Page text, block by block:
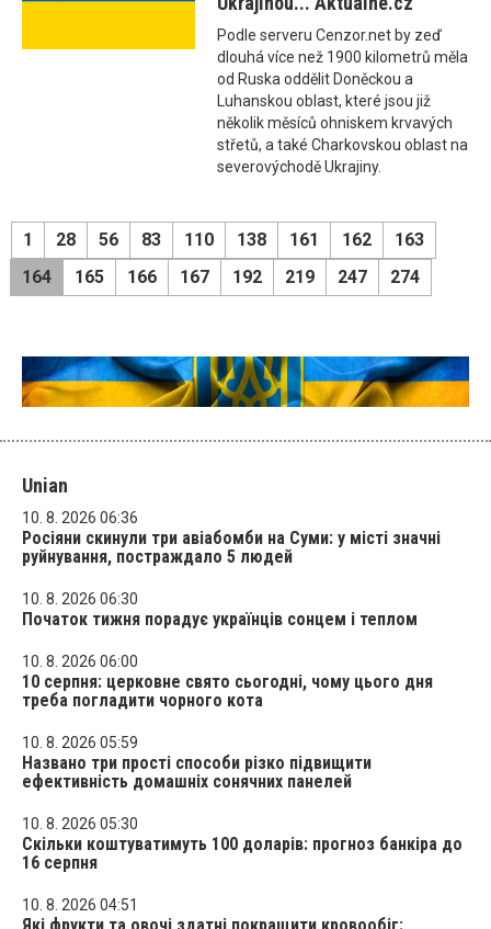
Podle serveru Cenzor.net by zeď
dlouhá více než 1900 kilometrů měla
od Ruska oddělit Doněckou a
Luhanskou oblast, které jsou již
několik měsíců ohniskem krvavých
střetů, a také Charkovskou oblast na
severovýchodě Ukrajiny.
1 28 56 83 110 138 161 162
163
164
165 166 167 192 219 247 274
Unian
10. 8. 2026 06:36
Росіяни скинули три авіабомби на Суми: у місті значні
руйнування, постраждало 5 людей
10. 8. 2026 06:30
Початок тижня порадує українців сонцем і теплом
10. 8. 2026 06:00
10 серпня: церковне свято сьогодні, чому цього дня
треба погладити чорного кота
10. 8. 2026 05:59
Названо три прості способи різко підвищити
ефективність домашніх сонячних панелей
10. 8. 2026 05:30
Скільки коштуватимуть 100 доларів: прогноз банкіра до
16 серпня
10. 8. 2026 04:51
Які фрукти та овочі здатні покращити кровообіг: